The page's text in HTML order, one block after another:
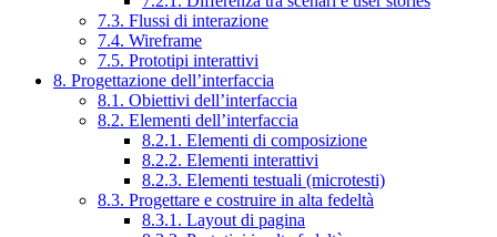
7.3. Flussi di interazione
7.4. Wireframe
7.5. Prototipi interattivi
8. Progettazione dell’interfaccia
8.1. Obiettivi dell’interfaccia
8.2. Elementi dell’interfaccia
8.2.1. Elementi di composizione
8.2.2. Elementi interattivi
8.2.3. Elementi testuali (microtesti)
8.3. Progettare e costruire in alta fedeltà
8.3.1. Layout di pagina